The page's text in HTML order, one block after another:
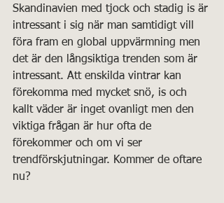
Skandinavien med tjock och stadig is är
intressant i sig när man samtidigt vill
föra fram en global uppvärmning men
det är den långsiktiga trenden som är
intressant. Att enskilda vintrar kan
förekomma med mycket snö, is och
kallt väder är inget ovanligt men den
viktiga frågan är hur ofta de
förekommer och om vi ser
trendförskjutningar. Kommer de oftare
nu?